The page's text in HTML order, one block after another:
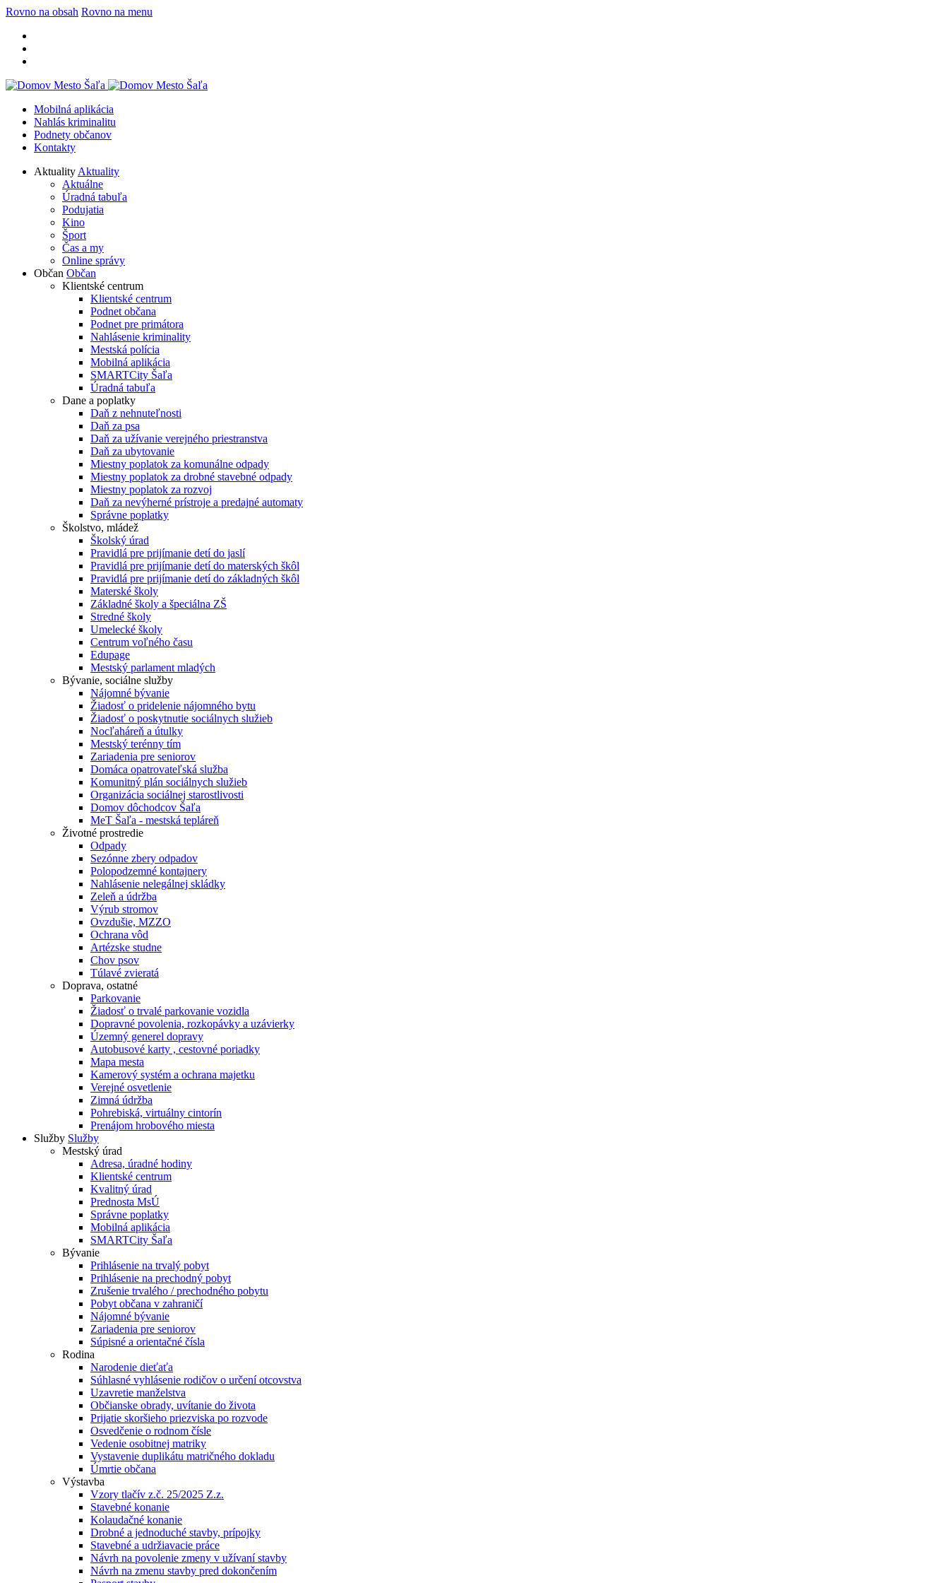
Rovno na obsah Rovno na menu
Mobilná aplikácia
Nahlás kriminalitu
Podnety občanov
Kontakty
Aktuality Aktuality
Aktuálne
Úradná tabuľa
Podujatia
Kino
Šport
Čas a my
Online správy
Občan Občan
Klientské centrum
Klientské centrum
Podnet občana
Podnet pre primátora
Nahlásenie kriminality
Mestská polícia
Mobilná aplikácia
SMARTCity Šaľa
Úradná tabuľa
Dane a poplatky
Daň z nehnuteľnosti
Daň za psa
Daň za užívanie verejného priestranstva
Daň za ubytovanie
Miestny poplatok za komunálne odpady
Miestny poplatok za drobné stavebné odpady
Miestny poplatok za rozvoj
Daň za nevýherné prístroje a predajné automaty
Správne poplatky
Školstvo, mládež
Školský úrad
Pravidlá pre prijímanie detí do jaslí
Pravidlá pre prijímanie detí do materských škôl
Pravidlá pre prijímanie detí do základných škôl
Materské školy
Základné školy a špeciálna ZŠ
Stredné školy
Umelecké školy
Centrum voľného času
Edupage
Mestský parlament mladých
Bývanie, sociálne služby
Nájomné bývanie
Žiadosť o pridelenie nájomného bytu
Žiadosť o poskytnutie sociálnych služieb
Nocľaháreň a útulky
Mestský terénny tím
Zariadenia pre seniorov
Domáca opatrovateľská služba
Komunitný plán sociálnych služieb
Organizácia sociálnej starostlivosti
Domov dôchodcov Šaľa
MeT Šaľa - mestská tepláreň
Životné prostredie
Odpady
Sezónne zbery odpadov
Polopodzemné kontajnery
Nahlásenie nelegálnej skládky
Zeleň a údržba
Výrub stromov
Ovzdušie, MZZO
Ochrana vôd
Artézske studne
Chov psov
Túlavé zvieratá
Doprava, ostatné
Parkovanie
Žiadosť o trvalé parkovanie vozidla
Dopravné povolenia, rozkopávky a uzávierky
Územný generel dopravy
Autobusové karty , cestovné poriadky
Mapa mesta
Kamerový systém a ochrana majetku
Verejné osvetlenie
Zimná údržba
Pohrebiská, virtuálny cintorín
Prenájom hrobového miesta
Služby Služby
Mestský úrad
Adresa, úradné hodiny
Klientské centrum
Kvalitný úrad
Prednosta MsÚ
Správne poplatky
Mobilná aplikácia
SMARTCity Šaľa
Bývanie
Prihlásenie na trvalý pobyt
Prihlásenie na prechodný pobyt
Zrušenie trvalého / prechodného pobytu
Pobyt občana v zahraničí
Nájomné bývanie
Zariadenia pre seniorov
Súpisné a orientačné čísla
Rodina
Narodenie dieťaťa
Súhlasné vyhlásenie rodičov o určení otcovstva
Uzavretie manželstva
Občianske obrady, uvítanie do života
Prijatie skoršieho priezviska po rozvode
Osvedčenie o rodnom čísle
Vedenie osobitnej matriky
Vystavenie duplikátu matričného dokladu
Úmrtie občana
Výstavba
Vzory tlačív z.č. 25/2025 Z.z.
Stavebné konanie
Kolaudačné konanie
Drobné a jednoduché stavby, prípojky
Stavebné a udržiavacie práce
Návrh na povolenie zmeny v užívaní stavby
Návrh na zmenu stavby pred dokončením